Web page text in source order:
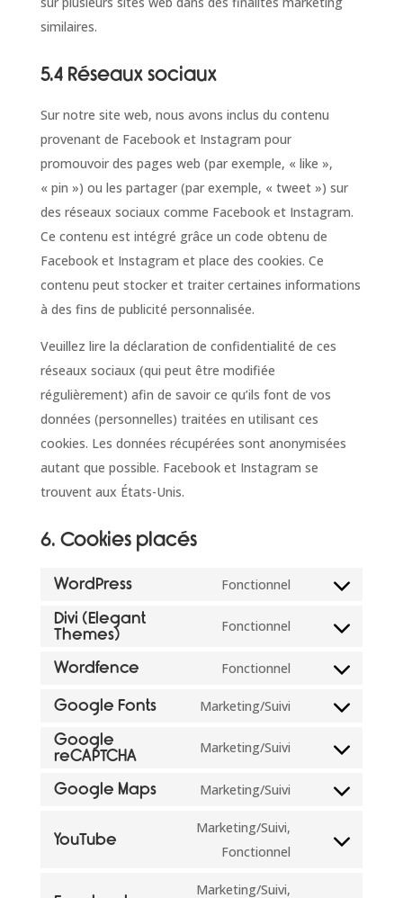
similaires.
5.4 Réseaux sociaux
Sur notre site web, nous avons inclus du contenu
provenant de Facebook et Instagram pour
promouvoir des pages web (par exemple, « like »,
« pin ») ou les partager (par exemple, « tweet ») sur
des réseaux sociaux comme Facebook et Instagram.
Ce contenu est intégré grâce un code obtenu de
Facebook et Instagram et place des cookies. Ce
contenu peut stocker et traiter certaines informations
à des fins de publicité personnalisée.
Veuillez lire la déclaration de confidentialité de ces
réseaux sociaux (qui peut être modifiée
régulièrement) afin de savoir ce qu’ils font de vos
données (personnelles) traitées en utilisant ces
cookies. Les données récupérées sont anonymisées
autant que possible. Facebook et Instagram se
trouvent aux États-Unis.
6. Cookies placés
WordPress Fonctionnel
Consent
wordpress
Divi (Elegant
Themes)
Fonctionnel
Consent
themes)
Wordfence Fonctionnel
Consent
wordfence
Google Fonts Marketing/Suivi
Consent
google-
Google
reCAPTCHA
Marketing/Suivi
Consent
Google Maps Marketing/Suivi
Consent
service
YouTube
Marketing/Suivi,
Fonctionnel
Consent
Marketing/Suivi,